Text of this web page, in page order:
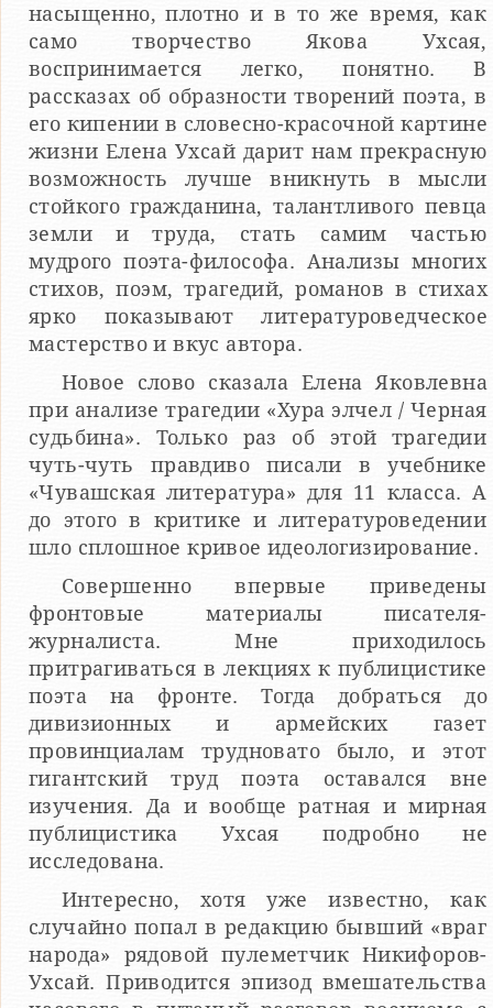
насыщенно, плотно и в то же время, как
само творчество Якова Ухсая,
воспринимается легко, понятно. В
рассказах об образности творений поэта, в
его кипении в словесно-красочной картине
жизни Елена Ухсай дарит нам прекрасную
возможность лучше вникнуть в мысли
стойкого гражданина, талантливого певца
земли и труда, стать самим частью
мудрого поэта-философа. Анализы многих
стихов, поэм, трагедий, романов в стихах
ярко показывают литературоведческое
мастерство и вкус автора.
Новое слово сказала Елена Яковлевна
при анализе трагедии «Хура элчел / Черная
судьбина». Только раз об этой трагедии
чуть-чуть правдиво писали в учебнике
«Чувашская литература» для 11 класса. А
до этого в критике и литературоведении
шло сплошное кривое идеологизирование.
Совершенно впервые приведены
фронтовые материалы писателя-
журналиста. Мне приходилось
притрагиваться в лекциях к публицистике
поэта на фронте. Тогда добраться до
дивизионных и армейских газет
провинциалам трудновато было, и этот
гигантский труд поэта оставался вне
изучения. Да и вообще ратная и мирная
публицистика Ухсая подробно не
исследована.
Интересно, хотя уже известно, как
случайно попал в редакцию бывший «враг
народа» рядовой пулеметчик Никифоров-
Ухсай. Приводится эпизод вмешательства